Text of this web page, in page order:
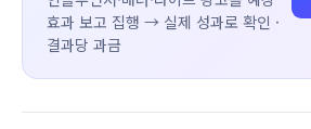
효과 보고 집행 → 실제 성과로 확인 ·
결과당 과금